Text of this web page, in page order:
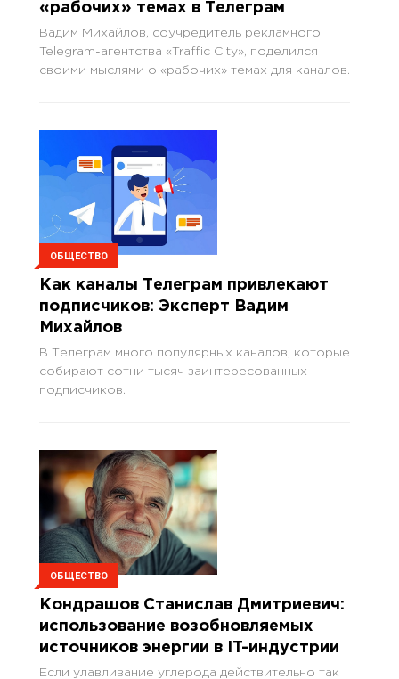
«рабочих» темах в Телеграм
Вадим Михайлов, соучредитель рекламного
Telegram-агентства «Traffic City», поделился
своими мыслями о «рабочих» темах для каналов.
ОБЩЕСТВО
Как каналы Телеграм привлекают
подписчиков: Эксперт Вадим
Михайлов
В Телеграм много популярных каналов, которые
собирают сотни тысяч заинтересованных
подписчиков.
ОБЩЕСТВО
Кондрашов Станислав Дмитриевич:
использование возобновляемых
источников энергии в IT-индустрии
Если улавливание углерода действительно так